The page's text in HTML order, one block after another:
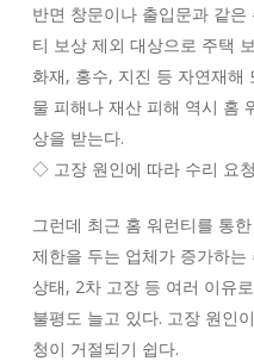
반면 창문이나 출입문과 같
티 보상 제외 대상으로 주택
화재, 홍수, 지진 등 자연재해
물 피해나 재산 피해 역시 홈
상을 받는다.
◇ 고장 원인에 따라 수리 요
그런데 최근 홈 워런티를 통
제한을 두는 업체가 증가하
상태, 2차 고장 등 여러 이유
불평도 늘고 있다. 고장 원인
청이 거절되기 쉽다.